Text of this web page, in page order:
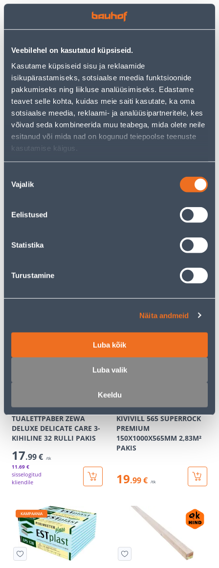
Veebilehel on kasutatud küpsiseid.
Kasutame küpsiseid sisu ja reklaamide
isikupärastamiseks, sotsiaalse meedia funktsioonide
pakkumiseks ning liikluse analüüsimiseks. Edastame
teavet selle kohta, kuidas meie saiti kasutate, ka oma
sotsiaalse meedia, reklaami- ja analüüsipartneritele, kes
võivad seda kombineerida muu teabega, mida olete neile
esitanud või mida nad on kogunud teiepoolse teenuste
kasutamise käigus.
valik
Vajalik
Eelistused
Statistika
Turustamine
Näita andmeid
Luba kõik
Luba valik
Keeldu
KANDILINE 10KG
4 .99 €
VEE- JA TOLMUIMEJA
KÄRCHER WD 3 V-17/4/20
*EU
125.20 €
59 .59 €
BATUUT SISEMISE
TURVAVÕRGUGA 305CM
79
BIOLAN 50 L
BIOLAN 280L
HORTICOM PIKAAJALISE
E-HIND
TUALETTPABER ZEWA
DELUXE DELICATE CARE 3-
KIHILINE 32 RULLI PAKIS
17.99 € /tk
11.69 €
sisselogitud
kliendile
KIVIVILL 565 SUPERROCK
PREMIUM
150X1000X565MM 2,83M²
PAKIS
19.99 € /tk
KAMPAANIA